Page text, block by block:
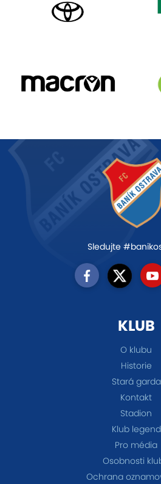
Sledujte
KLUB
O klubu
Historie
Stará garda
Kontakt
Stadion
Klub legend
Pro média
Osobnosti
Ochrana